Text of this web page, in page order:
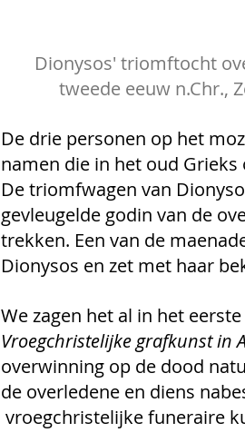
Dionysos' triomftocht
tweede eeuw n.Chr.,
De drie personen op het
namen die in het oud
De triomfwagen van
gevleugelde godin van de
trekken. Een van de
Dionysos en zet met haar
We zagen het al in het
Vroegchristelijke grafkunst in
overwinning op de dood
de overledene en diens
vroegchristelijke funeraire